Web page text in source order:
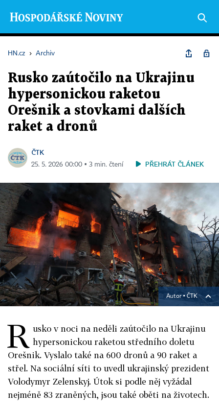
HN.cz › Archiv
Rusko zaútočilo na Ukrajinu
hypersonickou raketou
Orešnik a stovkami dalších
raket a dronů
ČTK
25. 5. 2026 00:00 ▪ 3 min. čtení PŘEHRÁT ČLÁNEK
Autor ▪ ČTK
R usko v noci na neděli zaútočilo na Ukrajinu
hypersonickou raketou středního doletu
Orešnik. Vyslalo také na 600 dronů a 90 raket a
střel. Na sociální síti to uvedl ukrajinský prezident
Volodymyr Zelenskyj. Útok si podle něj vyžádal
nejméně 83 zraněných, jsou také oběti na životech.